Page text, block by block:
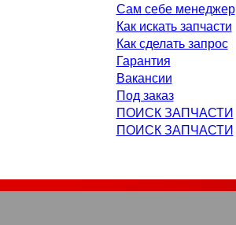
Сам себе менеджер
Как искать запчасти
Как сделать запрос
Гарантия
Вакансии
Под заказ
ПОИСК ЗАПЧАСТИ
ПОИСК ЗАПЧАСТИ